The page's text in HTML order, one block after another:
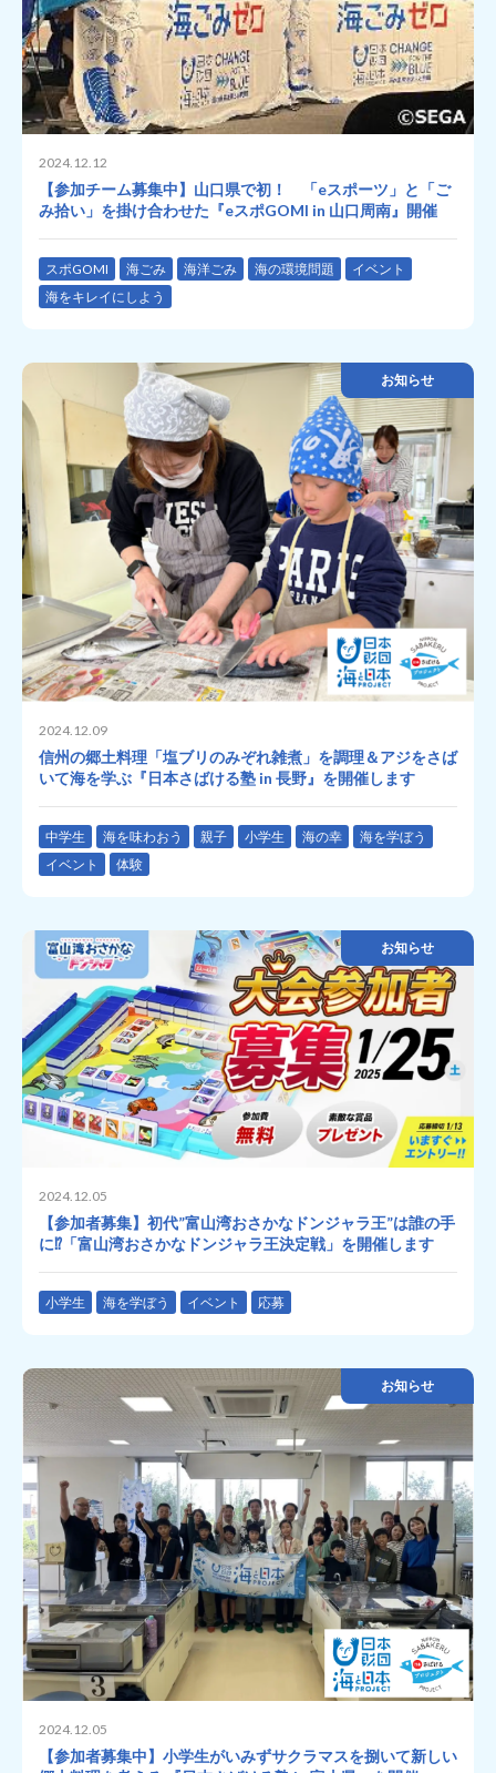
2024.12.12
【参加チーム募集中】山口県で初！ 「eスポーツ」と「ご
み拾い」を掛け合わせた『eスポGOMI in 山口周南』開催
スポGOMI 海ごみ 海洋ごみ 海の環境問題
イベント
海をキレイにしよう
お知らせ
2024.12.09
信州の郷土料理「塩ブリのみぞれ雑煮」を調理＆アジをさば
いて海を学ぶ『日本さばける塾 in 長野』を開催します
中学生 海を味わおう 親子 小学生 海の幸
海を学ぼう
イベント
体験
お知らせ
2024.12.05
【参加者募集】初代”富山湾おさかなドンジャラ王”は誰の手
に⁉「富山湾おさかなドンジャラ王決定戦」を開催します
小学生 海を学ぼう イベント 応募
お知らせ
2024.12.05
【参加者募集中】小学生がいみずサクラマスを捌いて新しい